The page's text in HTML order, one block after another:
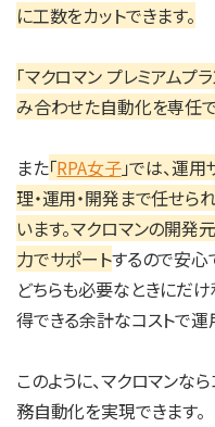
に工数をカットできます。
「マクロマン プレミアムプ
み合わせた自動化を専任
また「RPA女子」では、運
理・運用・開発まで任せ
います。マクロマンの開
力でサポートするので安心
どちらも必要なときにだ
得できる余計なコストで運
このように、マクロマンな
務自動化を実現できます。